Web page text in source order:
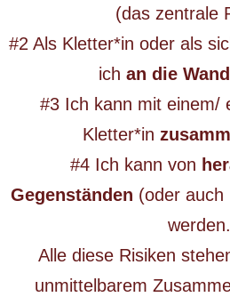
(das zentrale
#2 Als Kletter*in oder als
ich an die
#3 Ich kann mit einem/
Kletter*in
#4 Ich kann von
Gegenständen (oder auch
werden.
Alle diese Risiken
unmittelbarem